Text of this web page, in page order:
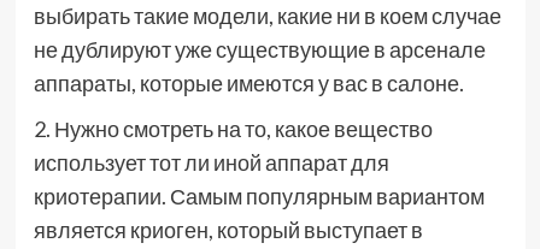
выбирать такие модели, какие ни в коем случае
не дублируют уже существующие в арсенале
аппараты, которые имеются у вас в салоне.
2. Нужно смотреть на то, какое вещество
использует тот ли иной аппарат для
криотерапии. Самым популярным вариантом
является криоген, который выступает в